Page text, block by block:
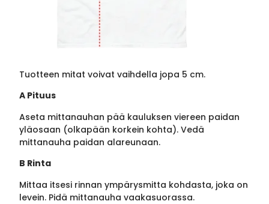
Tuotteen mitat voivat vaihdella jopa 5 cm.
A Pituus
Aseta mittanauhan pää kauluksen viereen paidan
yläosaan (olkapään korkein kohta). Vedä
mittanauha paidan alareunaan.
B Rinta
Mittaa itsesi rinnan ympärysmitta kohdasta, joka on
levein. Pidä mittanauha vaakasuorassa.